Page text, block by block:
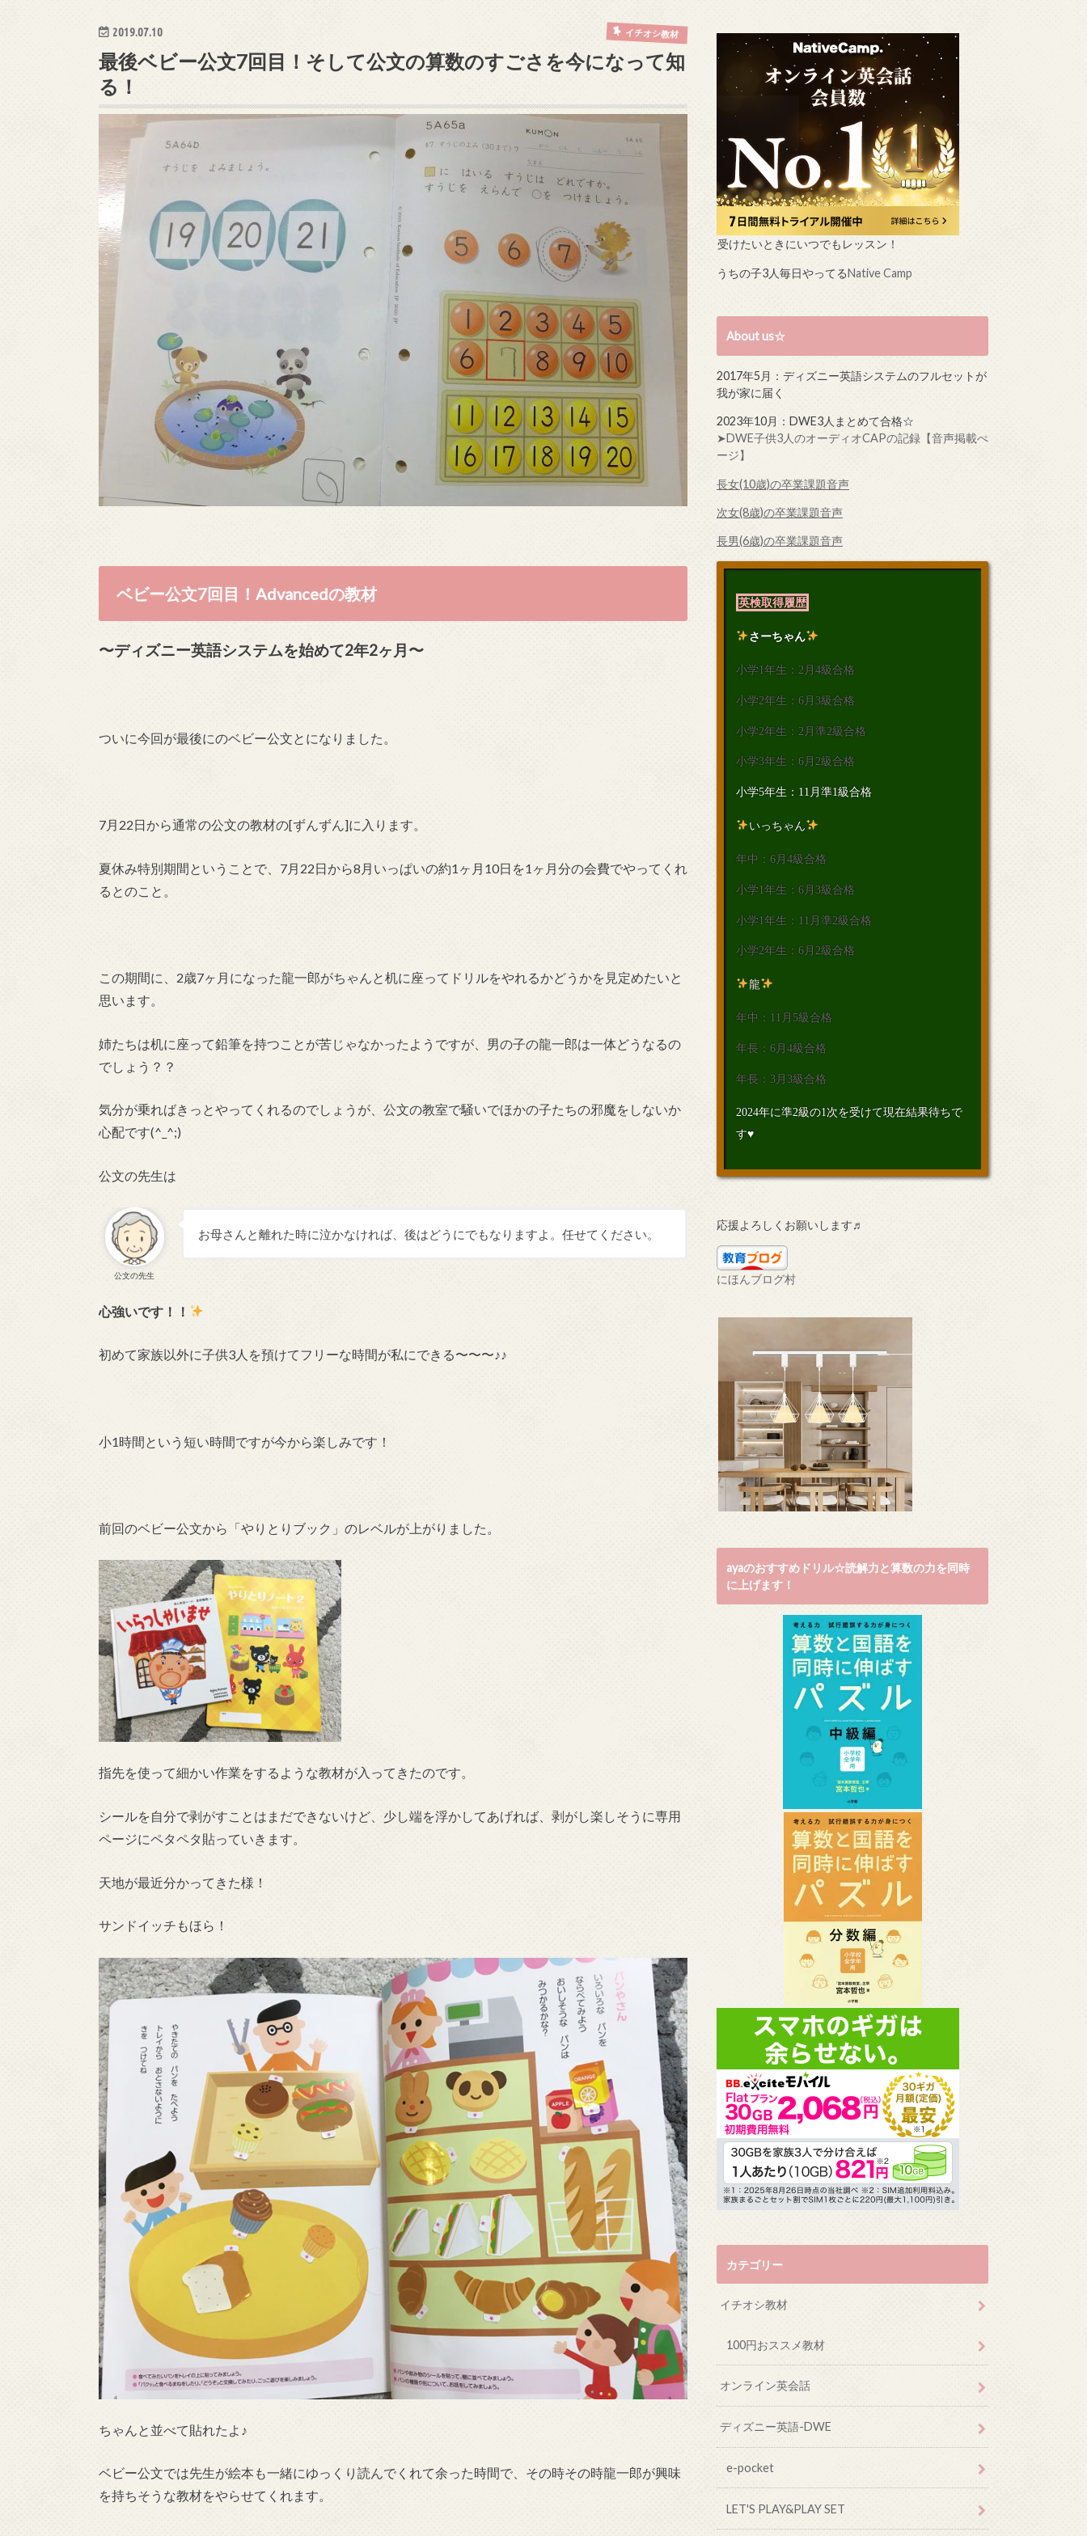
2019.07.10 イチオシ教材
最後ベビー公文7回目！そして公文の算数のすごさを今になって知
る！
ベビー公文7回目！Advancedの教材
〜ディズニー英語システムを始めて2年2ヶ月〜
ついに今回が最後にのベビー公文とになりました。
7月22日から通常の公文の教材の[ずんずん]に入ります。
夏休み特別期間ということで、7月22日から8月いっぱいの約1ヶ月10日を1ヶ月分の会費でやってくれ
るとのこと。
この期間に、2歳7ヶ月になった龍一郎がちゃんと机に座ってドリルをやれるかどうかを見定めたいと
思います。
姉たちは机に座って鉛筆を持つことが苦じゃなかったようですが、男の子の龍一郎は一体どうなるの
でしょう？？
気分が乗ればきっとやってくれるのでしょうが、公文の教室で騒いでほかの子たちの邪魔をしないか
心配です(^_^;)
公文の先生は
公文の先生
お母さんと離れた時に泣かなければ、後はどうにでもなりますよ。任せてください。
心強いです！！
初めて家族以外に子供3人を預けてフリーな時間が私にできる〜〜〜♪♪
小1時間という短い時間ですが今から楽しみです！
前回のベビー公文から「やりとりブック」のレベルが上がりました。
指先を使って細かい作業をするような教材が入ってきたのです。
シールを自分で剥がすことはまだできないけど、少し端を浮かしてあげれば、剥がし楽しそうに専用
ページにペタペタ貼っていきます。
天地が最近分かってきた様！
サンドイッチもほら！
ちゃんと並べて貼れたよ♪
ベビー公文では先生が絵本も一緒にゆっくり読んでくれて余った時間で、その時その時龍一郎が興味
を持ちそうな教材をやらせてくれます。
受けたいときにいつでもレッスン！
うちの子3人毎日やってるNative Camp
About us☆
2017年5月：ディズニー英語システムのフルセットが
我が家に届く
2023年10月：DWE3人まとめて合格☆
➤DWE子供3人のオーディオCAPの記録【音声掲載ぺ
ージ】
長女(10歳)の卒業課題音声
次女(8歳)の卒業課題音声
長男(6歳)の卒業課題音声
英検取得履歴
さーちゃん
小学1年生：2月4級合格
小学2年生：6月3級合格
小学2年生：2月準2級合格
小学3年生：6月2級合格
小学5年生：11月準1級合格
いっちゃん
年中：6月4級合格
小学1年生：6月3級合格
小学1年生：11月準2級合格
小学2年生：6月2級合格
龍
年中：11月5級合格
年長：6月4級合格
年長：3月3級合格
2024年に準2級の1次を受けて現在結果待ちで
す♥
応援よろしくお願いします♬
にほんブログ村
ayaのおすすめドリル☆読解力と算数の力を同時
に上げます！
カテゴリー
イチオシ教材
100円おススメ教材
オンライン英会話
ディズニー英語-DWE
e-pocket
LET'S PLAY&PLAY SET